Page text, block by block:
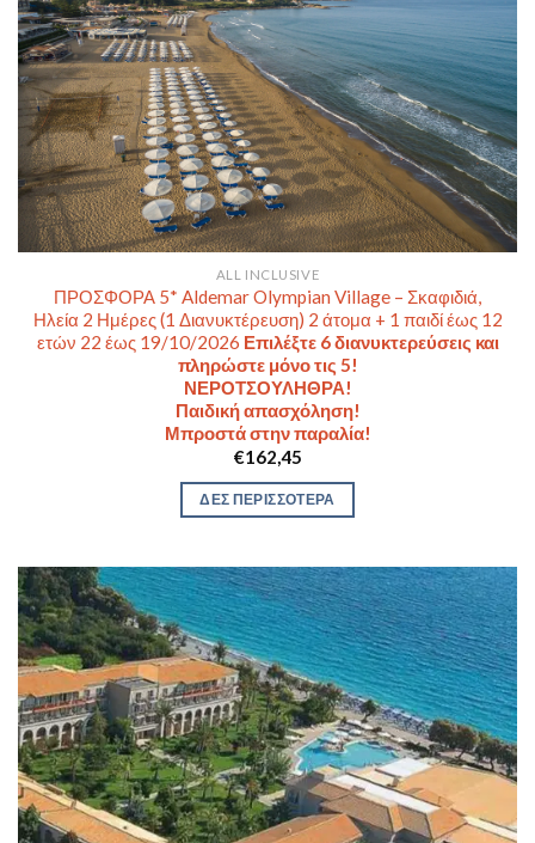
ALL INCLUSIVE
ΠΡΟΣΦΟΡΑ 5* Aldemar Olympian Village – Σκαφιδιά,
Ηλεία 2 Ημέρες (1 Διανυκτέρευση) 2 άτομα + 1 παιδί έως 12
ετών 22 έως 19/10/2026 Επιλέξτε 6 διανυκτερεύσεις και
πληρώστε μόνο τις 5!
ΝΕΡΟΤΣΟΥΛΗΘΡΑ!
Παιδική απασχόληση!
Μπροστά στην παραλία!
€162,45
ΔΕΣ ΠΕΡΙΣΣΟΤΕΡΑ